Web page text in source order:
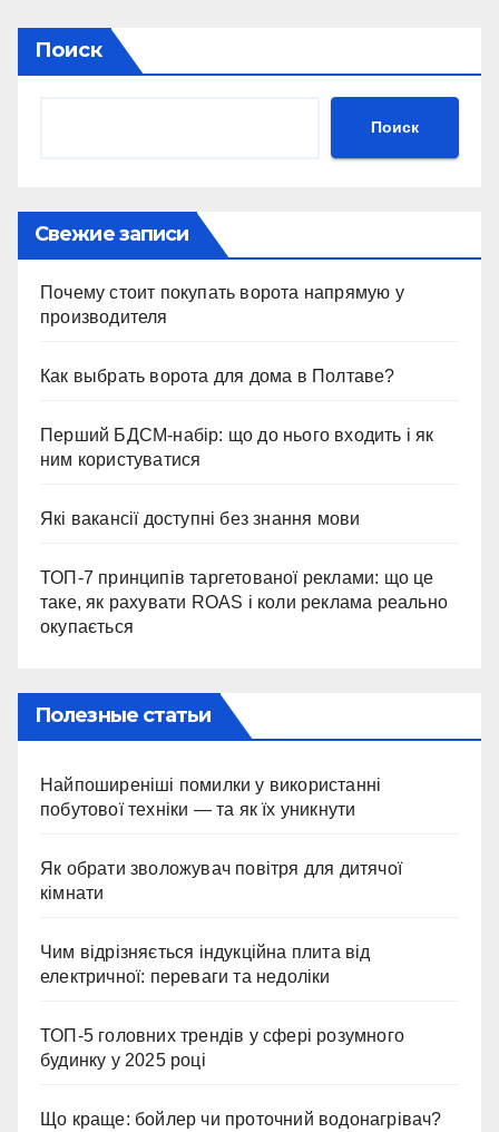
Поиск
Поиск
Свежие записи
Почему стоит покупать ворота напрямую у
производителя
Как выбрать ворота для дома в Полтаве?
Перший БДСМ-набір: що до нього входить і як
ним користуватися
Які вакансії доступні без знання мови
ТОП-7 принципів таргетованої реклами: що це
таке, як рахувати ROAS і коли реклама реально
окупається
Полезные статьи
Найпоширеніші помилки у використанні
побутової техніки — та як їх уникнути
Як обрати зволожувач повітря для дитячої
кімнати
Чим відрізняється індукційна плита від
електричної: переваги та недоліки
ТОП-5 головних трендів у сфері розумного
будинку у 2025 році
Що краще: бойлер чи проточний водонагрівач?